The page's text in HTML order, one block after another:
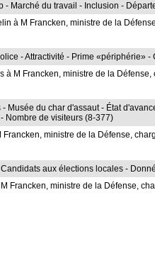
- Marché du travail - Inclusion -
à M Francken, ministre de la
- Attractivité - Prime «périphérie»
à M Francken, ministre de la
Musée du char d'assaut - État
Nombre de visiteurs (8-377)
ministre de la Défense,
aux élections locales -
Francken, ministre de la Défense,